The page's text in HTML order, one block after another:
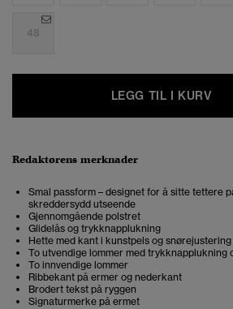
48
LEGG TIL I KURV
Redaktørens merknader
Smal passform – designet for å sitte tettere
skreddersydd utseende
Gjennomgående polstret
Glidelås og trykknapplukning
Hette med kant i kunstpels og snørejustering
To utvendige lommer med trykknapplukning
To innvendige lommer
Ribbekant på ermer og nederkant
Brodert tekst på ryggen
Signaturmerke på ermet